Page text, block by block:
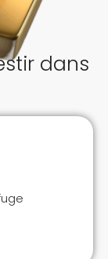
dans